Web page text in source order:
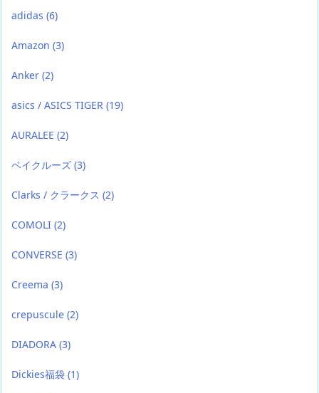
adidas (6)
Amazon (3)
Anker (2)
asics / ASICS TIGER (19)
AURALEE (2)
ベイクルーズ (3)
Clarks / クラークス (2)
COMOLI (2)
CONVERSE (3)
Creema (3)
crepuscule (2)
DIADORA (3)
Dickies福袋 (1)